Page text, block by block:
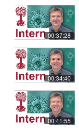
00:37:28
00:34:40
00:41:55